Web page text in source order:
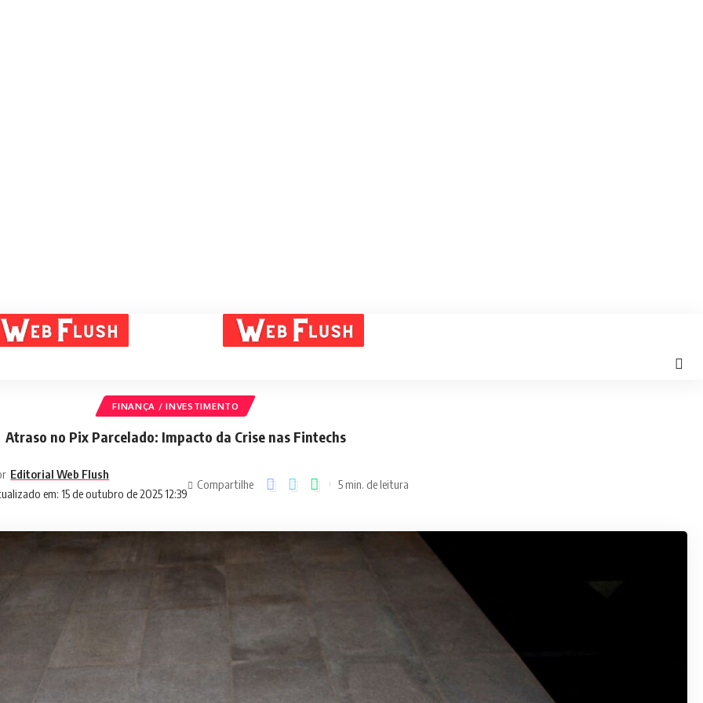
FINANÇA / INVESTIMENTO
Atraso no Pix Parcelado: Impacto da Crise nas Fintechs
em: 15 de outubro de 2025 12:39
Editorial Web Flush
Compartilhe 5 min. de leitura